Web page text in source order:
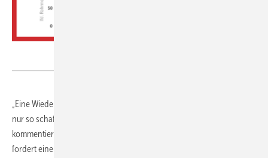
„Eine Wiederbelebung der Baukonjunktur hat oberste Priorität, denn
nur so schaffen wir den dringend benötigten Wohnraum“,
kommentiert BVF-Vorsitzender Ulrich Stahl die Zahlen. Der Verband
fordert einen umfangreichen Bürokratieabbau, die Vereinfachung der